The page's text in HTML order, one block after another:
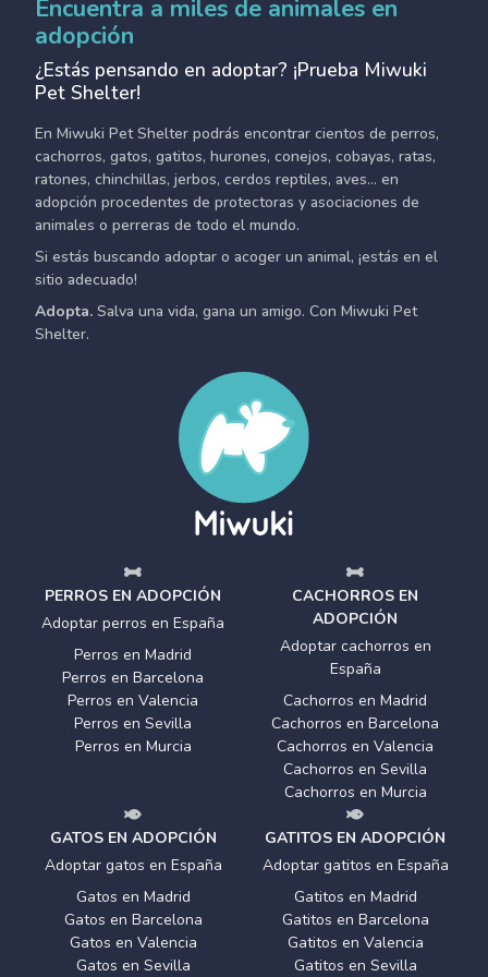
Encuentra a miles de animales en
adopción
¿Estás pensando en adoptar? ¡Prueba Miwuki
Pet Shelter!
En Miwuki Pet Shelter podrás encontrar cientos de perros,
cachorros, gatos, gatitos, hurones, conejos, cobayas, ratas,
ratones, chinchillas, jerbos, cerdos reptiles, aves... en
adopción procedentes de protectoras y asociaciones de
animales o perreras de todo el mundo.
Si estás buscando adoptar o acoger un animal, ¡estás en el
sitio adecuado!
Adopta. Salva una vida, gana un amigo. Con Miwuki Pet
Shelter.
PERROS EN ADOPCIÓN
Adoptar perros en España
Perros en Madrid
Perros en Barcelona
Perros en Valencia
Perros en Sevilla
Perros en Murcia
CACHORROS EN
ADOPCIÓN
Adoptar cachorros en
España
Cachorros en Madrid
Cachorros en Barcelona
Cachorros en Valencia
Cachorros en Sevilla
Cachorros en Murcia
GATOS EN ADOPCIÓN
Adoptar gatos en España
Gatos en Madrid
Gatos en Barcelona
Gatos en Valencia
Gatos en Sevilla
GATITOS EN ADOPCIÓN
Adoptar gatitos en España
Gatitos en Madrid
Gatitos en Barcelona
Gatitos en Valencia
Gatitos en Sevilla